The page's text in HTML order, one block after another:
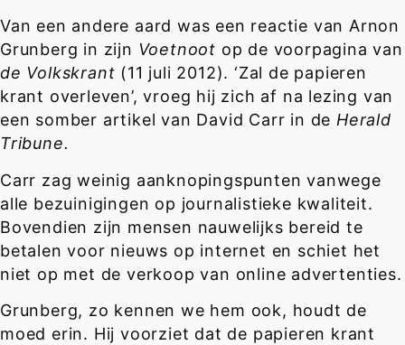
Van een andere aard was een reactie van Arnon
Grunberg in zijn Voetnoot op de voorpagina van
de Volkskrant (11 juli 2012). ‘Zal de papieren
krant overleven’, vroeg hij zich af na lezing van
een somber artikel van David Carr in de Herald
Tribune.
Carr zag weinig aanknopingspunten vanwege
alle bezuinigingen op journalistieke kwaliteit.
Bovendien zijn mensen nauwelijks bereid te
betalen voor nieuws op internet en schiet het
niet op met de verkoop van online advertenties.
Grunberg, zo kennen we hem ook, houdt de
moed erin. Hij voorziet dat de papieren krant